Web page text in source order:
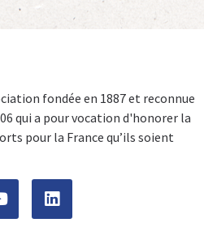
fondée en 1887 et reconnue
qui a pour vocation d'honorer la
pour la France qu’ils soient